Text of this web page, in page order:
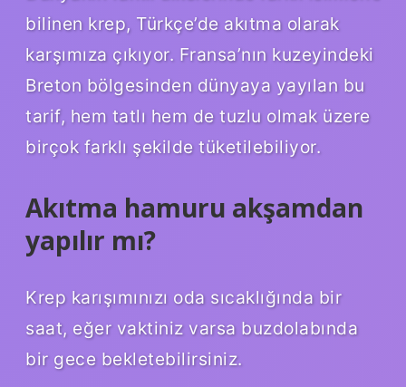
bilinen krep, Türkçe’de akıtma olarak
karşımıza çıkıyor. Fransa’nın kuzeyindeki
Breton bölgesinden dünyaya yayılan bu
tarif, hem tatlı hem de tuzlu olmak üzere
birçok farklı şekilde tüketilebiliyor.
Akıtma hamuru akşamdan
yapılır mı?
Krep karışımınızı oda sıcaklığında bir
saat, eğer vaktiniz varsa buzdolabında
bir gece bekletebilirsiniz.